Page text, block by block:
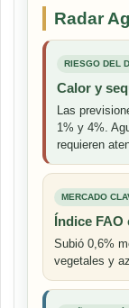
Radar
RIESGO DEL
Calor y
Las
1% y 4%.
requieren
MERCADO
Índice FAO
Subió 0,6%
vegetales y